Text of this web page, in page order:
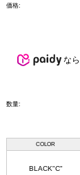
価格:
なら
数量:
COLOR
BLACK"C"